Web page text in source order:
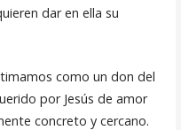
dar en ella su
como un don del
por Jesús de amor
concreto y cercano.